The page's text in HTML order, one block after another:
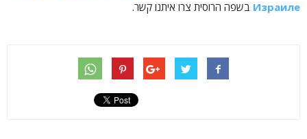
Израиле בשפה הרוסית צרו איתנו קשר.